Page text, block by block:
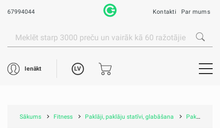
67994044 Kontakti Par mums
Ienākt LV
Sākums Fitness Paklāji, paklāju statīvi, glabāšana Paklāji